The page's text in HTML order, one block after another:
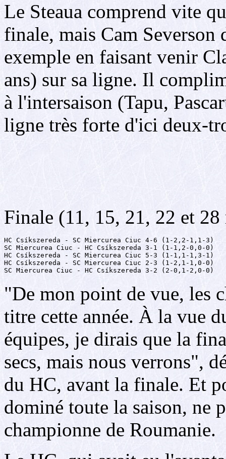
Le Steaua comprend vite
finale, mais Cam Severson
exemple en faisant venir
ans) sur sa ligne. Il
à l'intersaison (Tapu,
ligne très forte d'ici deux-
Finale (11, 15, 21, 22 et 28
HC Csíkszereda - SC Miercurea Ciuc 4-6 (1-2,2-1,1-3)
SC Miercurea Ciuc - HC Csíkszereda 3-1 (1-1,2-0,0-0)
HC Csíkszereda - SC Miercurea Ciuc 5-3 (1-1,1-1,3-1)
HC Csíkszereda - SC Miercurea Ciuc 2-3 (1-2,1-1,0-0)
SC Miercurea Ciuc - HC Csíkszereda 3-2 (2-0,1-2,0-0)
"De mon point de vue, les
titre cette année. À la vue
équipes, je dirais que la
secs, mais nous verrons",
du HC, avant la finale. Et
dominé toute la saison, ne
championne de Roumanie.